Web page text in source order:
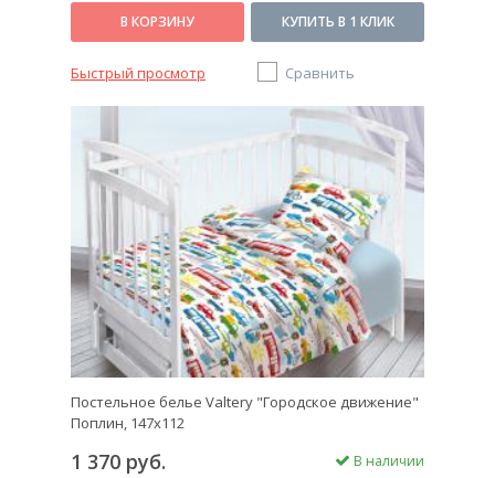
В КОРЗИНУ КУПИТЬ В 1 КЛИК
Быстрый просмотр Сравнить
Постельное белье Valtery "Городское движение"
Поплин, 147х112
1 370 руб. В наличии